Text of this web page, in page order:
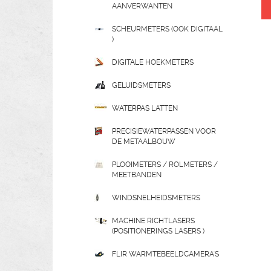
AANVERWANTEN
SCHEURMETERS (OOK DIGITAAL
)
DIGITALE HOEKMETERS
GELUIDSMETERS
WATERPAS LATTEN
PRECISIEWATERPASSEN VOOR
DE METAALBOUW
PLOOIMETERS / ROLMETERS /
MEETBANDEN
WINDSNELHEIDSMETERS
MACHINE RICHTLASERS
(POSITIONERINGS LASERS )
FLIR WARMTEBEELDCAMERA'S